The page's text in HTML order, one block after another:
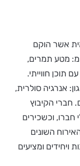
אשר הוקם
מ: מטע תמרים,
תוכן חווייתי.
אנרגיה סולרית,
חברי הקיבוץ
חברו, וכשכירים
השונים
ויחידים ומציעים